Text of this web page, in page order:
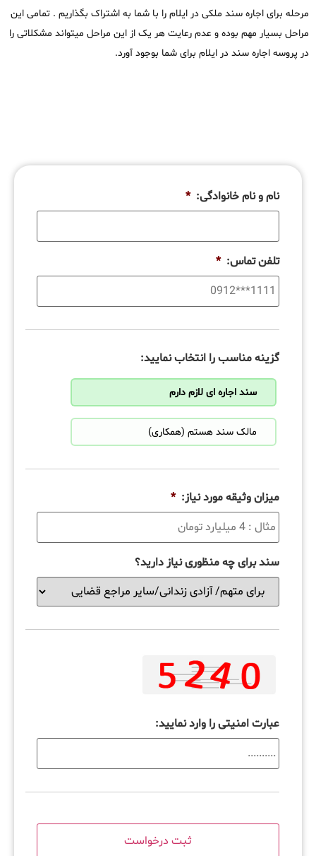
مرحله برای اجاره سند ملکی در ایلام را با شما به اشتراک بگذاریم . تمامی این
مراحل بسیار مهم بوده و عدم رعایت هر یک از این مراحل میتواند مشکلاتی را
در پروسه اجاره سند در ایلام برای شما بوجود آورد.
نام و نام خانوادگی: *
تلفن تماس: *
گزینه مناسب را انتخاب نمایید:
سند اجاره ای لازم دارم
مالک سند هستم (همکاری)
میزان وثیقه مورد نیاز: *
سند برای چه منظوری نیاز دارید؟
عبارت امنیتی را وارد نمایید: